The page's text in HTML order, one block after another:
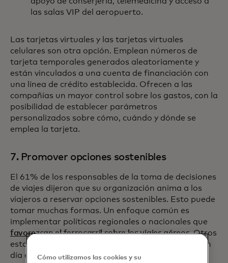
las salas VIP del aeropuerto.
Las tarjetas virtuales y las tarjetas virtuales
celulares son otra opción. Emplean números de
tarjeta temporales generados aleatoriamente y
están vinculados a una cuenta de financiación con
una línea de crédito establecida. Ofrecen a las
compañías un mayor control sobre los gastos, con la
posibilidad de establecer parámetros
personalizados sobre cómo, cuándo y dónde se
emplea la tarjeta.
7. Promover opciones sostenibles
El 61% de los responsables de la toma de decisiones
de viajes dijeron que su organización anima a los
viajeros a reservar opciones sostenibles. Esto puede
tomar muchas formas. Un enfoque común es
implementar políticas regionales o nacionales que
favorezcan el ferrocarril sobre los viajes aéreos. Otros
establecen políticas para minimizar los viajes de un
día en avión.Cómo utilizamos las cookies y su